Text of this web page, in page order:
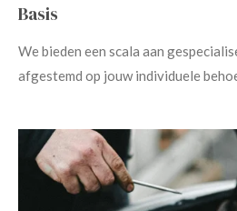
Basis
We bieden een scala aan
afgestemd op jouw individuele